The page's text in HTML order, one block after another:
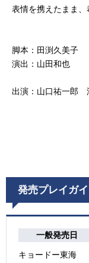
表情を携えたまま
脚本：田渕久美子
演出：山田和也
出演：山口祐一郎
発売プレイガ
一般発売日
キョードー東海